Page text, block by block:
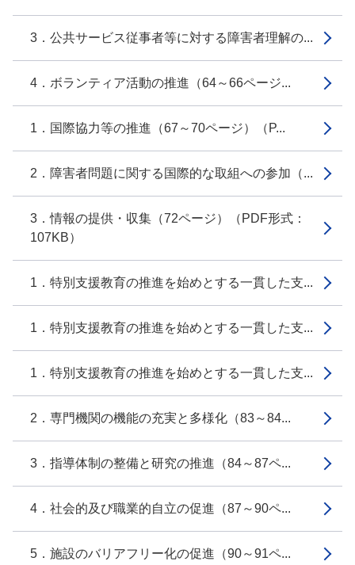
3．公共サービス従事者等に対する障害者理解の...
4．ボランティア活動の推進（64～66ページ...
1．国際協力等の推進（67～70ページ）（P...
2．障害者問題に関する国際的な取組への参加（...
3．情報の提供・収集（72ページ）（PDF形式：
107KB）
1．特別支援教育の推進を始めとする一貫した支...
1．特別支援教育の推進を始めとする一貫した支...
1．特別支援教育の推進を始めとする一貫した支...
2．専門機関の機能の充実と多様化（83～84...
3．指導体制の整備と研究の推進（84～87ペ...
4．社会的及び職業的自立の促進（87～90ペ...
5．施設のバリアフリー化の促進（90～91ペ...